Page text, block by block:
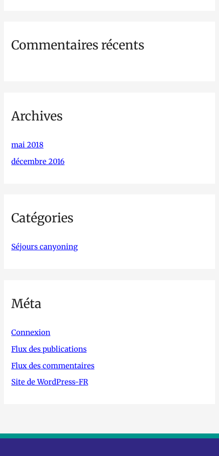
:Commentaires récents
Archives
mai 2018
décembre 2016
Catégories
Séjours canyoning
Méta
Connexion
Flux des publications
Flux des commentaires
Site de WordPress-FR